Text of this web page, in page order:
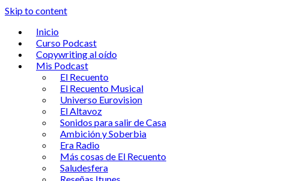
Skip to content
Inicio
Curso Podcast
Copywriting al oído
Mis Podcast
El Recuento
El Recuento Musical
Universo Eurovision
El Altavoz
Sonidos para salir de Casa
Ambición y Soberbia
Era Radio
Más cosas de El Recuento
Saludesfera